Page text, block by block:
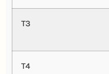
T3
T4